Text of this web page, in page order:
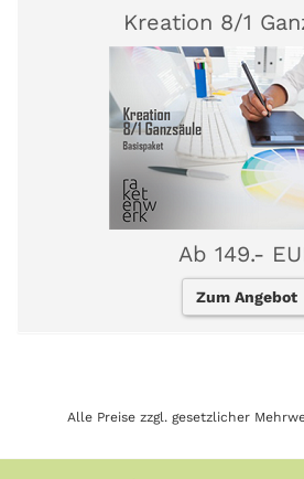
Kreation 8/1
Ab 149.-
Zum Angebot
Alle Preise zzgl. gesetzlicher